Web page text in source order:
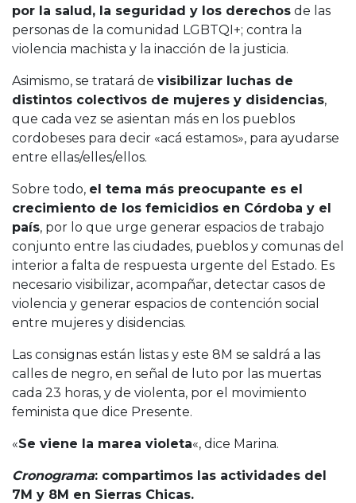
por la salud, la seguridad y los derechos de las
personas de la comunidad LGBTQI+; contra la
violencia machista y la inacción de la justicia.
Asimismo, se tratará de visibilizar luchas de
distintos colectivos de mujeres y disidencias,
que cada vez se asientan más en los pueblos
cordobeses para decir «acá estamos», para ayudarse
entre ellas/elles/ellos.
Sobre todo, el tema más preocupante es el
crecimiento de los femicidios en Córdoba y el
país, por lo que urge generar espacios de trabajo
conjunto entre las ciudades, pueblos y comunas del
interior a falta de respuesta urgente del Estado. Es
necesario visibilizar, acompañar, detectar casos de
violencia y generar espacios de contención social
entre mujeres y disidencias.
Las consignas están listas y este 8M se saldrá a las
calles de negro, en señal de luto por las muertas
cada 23 horas, y de violenta, por el movimiento
feminista que dice Presente.
«Se viene la marea violeta«, dice Marina.
Cronograma: compartimos las actividades del
7M y 8M en Sierras Chicas.